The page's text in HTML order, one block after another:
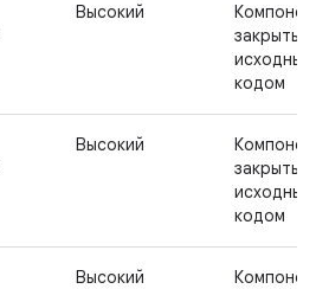
Высокий
закрытым
исходным
кодом
Высокий
закрытым
исходным
кодом
Высокий